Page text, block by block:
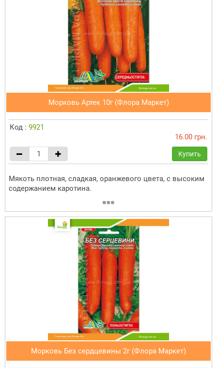
Морковь Артек 10г (Флора Маркет)
Код : 9921
16.00 грн.
Купить
Мякоть плотная, сладкая, оранжевого цвета, с высоким
содержанием каротина.
Морковь Без сердцевины 2г (Флора Маркет)